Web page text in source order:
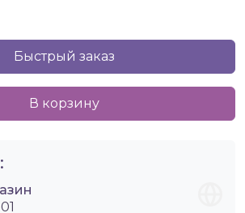
Быстрый заказ
В корзину